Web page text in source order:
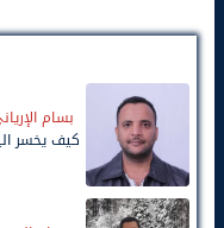
بسام
كيف يخسر